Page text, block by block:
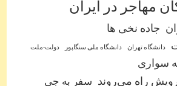
مهاجر در ایران
جاده نخی ها
دانشگاه تهران دانشگاه ملی سنگاپور دولت-ملت
سواری
راه می‌روند
سفر به جی